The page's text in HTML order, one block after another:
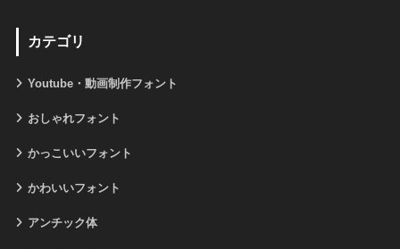
カテゴリ
Youtube・動画制作フォント
おしゃれフォント
かっこいいフォント
かわいいフォント
アンチック体